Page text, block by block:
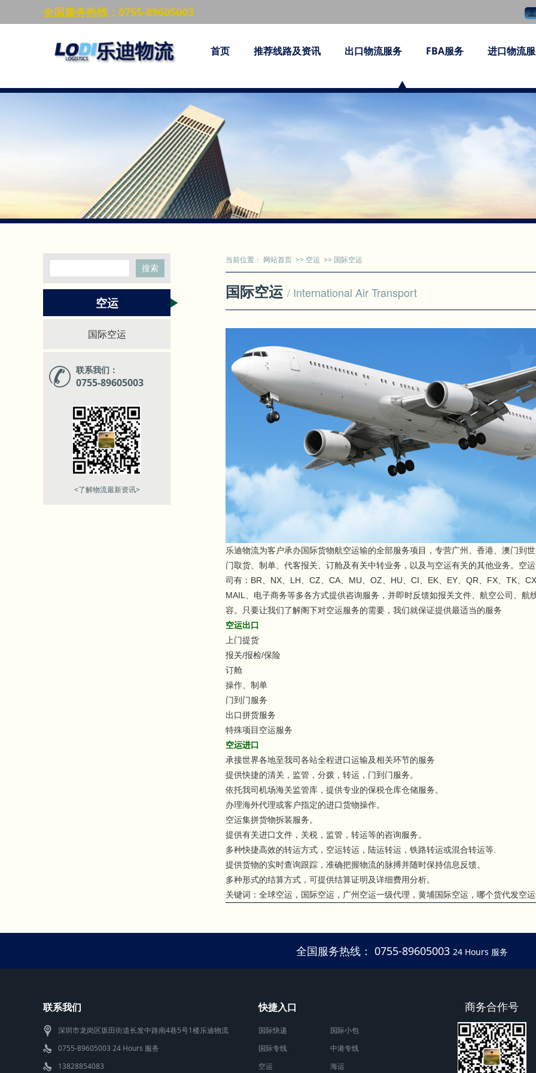
全国服务热线：0755-89605003
首页 推荐线路及资讯 出口物流服务 FBA服务 进口物流
搜索
空运
国际空运
联系我们：
0755-89605003
<了解物流最新资讯>
当前位置： 网站首页 >> 空运 >> 国际空运
国际空运 / International Air Transport
乐迪物流为客户承办国际货物航空运输的全部服务项目，专营广州、香港、澳门到
门取货、制单、代客报关、订舱及有关中转业务，以及与空运有关的其他业务。空
司有：BR、NX、LH、CZ、CA、MU、OZ、HU、CI、EK、EY、QR、FX、TK、
MAIL、电子商务等多各方式提供咨询服务，并即时反馈如报关文件、航空公司、
容。只要让我们了解阁下对空运服务的需要，我们就保证提供最适当的服务
空运出口
上门提货
报关/报检/保险
订舱
操作、制单
门到门服务
出口拼货服务
特殊项目空运服务
空运进口
承接世界各地至我司各站全程进口运输及相关环节的服务
提供快捷的清关，监管，分拨，转运，门到门服务。
依托我司机场海关监管库，提供专业的保税仓库仓储服务。
办理海外代理或客户指定的进口货物操作。
空运集拼货物拆装服务。
提供有关进口文件，关税，监管，转运等的咨询服务。
多种快捷高效的转运方式，空运转运，陆运转运，铁路转运或混合转运等.
提供货物的实时查询跟踪，准确把握物流的脉搏并随时保持信息反馈。
多种形式的结算方式，可提供结算证明及详细费用分析。
关键词：全球空运，国际空运，广州空运一级代理，黄埔国际空运，哪个货代发空
全国服务热线： 0755-89605003 24 Hours 服务
联系我们
深圳市龙岗区坂田街道长发中路南4巷5号1楼乐迪物流
0755-89605003 24 Hours 服务
13828854083
快捷入口
国际快递
国际小包
国际专线
中港专线
空运
海运
商务合作号